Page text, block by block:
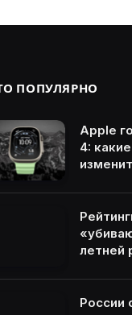
ПОПУЛЯРНО
Apple
4:
летней
России